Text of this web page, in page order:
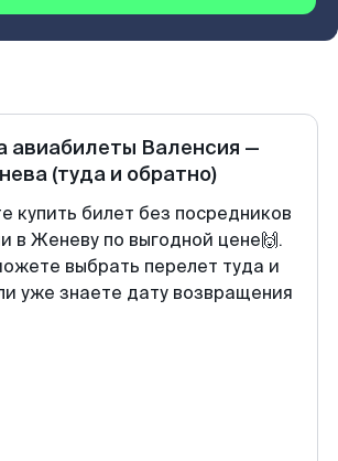
авиабилеты Валенсия —
(туда и обратно)
купить билет без посредников
в Женеву по выгодной цене🙌.
выбрать перелет туда и
уже знаете дату возвращения